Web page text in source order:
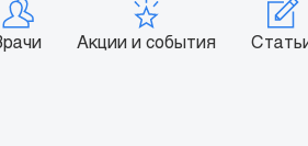
Акции и события